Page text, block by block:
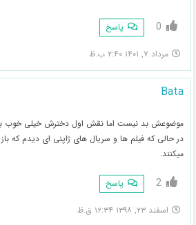
0 پاسخ
مرداد ۷, ۱۴۰۱ ۲:۴۰ ب.ظ
Bata
موضوعش بد نیست اما نقش اول دخترش خیلی خوب
در حالی که فیلم ها و سریال های ژاپنی ای دیدم که
میکنند.
2 پاسخ
اسفند ۲۳, ۱۳۹۸ ۱۲:۳۴ ق.ظ